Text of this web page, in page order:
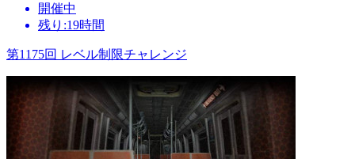
開催中
残り:19時間
第1175回 レベル制限チャレンジ